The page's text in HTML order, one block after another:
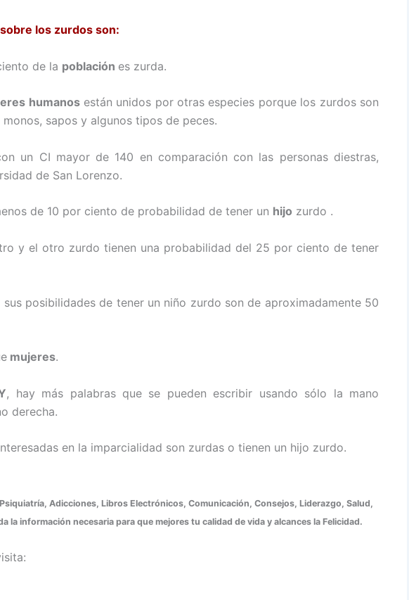
los zurdos son:
de la población es zurda.
humanosestán unidos por otras especies porque los zurdos son
sapos y algunos tipos de peces.
un CI mayor de 140 en comparación con las personas diestras,
de San Lorenzo.
de 10 por ciento de probabilidad de tener un hijo zurdo .
y el otro zurdo tienen una probabilidad del 25 por ciento de tener
posibilidades de tener un niño zurdo son de aproximadamente 50
mujeres.
, hay más palabras que se pueden escribir usando sólo la mano
derecha.
en la imparcialidad son zurdas o tienen un hijo zurdo.
, Psiquiatría, Adicciones, Libros Electrónicos, Comunicación, Consejos, Liderazgo, Salud,
la información necesaria para que mejores tu calidad de vida y alcances la Felicidad.